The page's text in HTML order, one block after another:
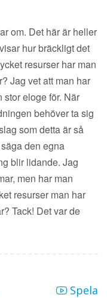
om. Det här är heller
hur bräckligt det
resurser har man
Jag vet att man har
stor eloge för. När
behöver ta sig
som detta är så
den egna
blir lidande. Jag
men har man
resurser man har
Tack! Det var de
Spela